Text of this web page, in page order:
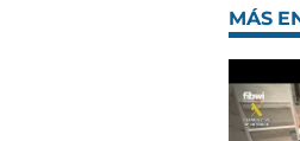
MÁS